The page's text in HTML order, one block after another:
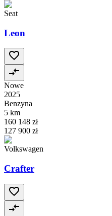
Seat
Leon
Nowe
2025
Benzyna
5 km
160 148 zł
127 900 zł
Volkswagen
Crafter